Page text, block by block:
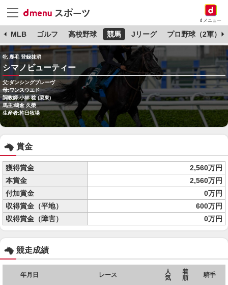
dメニュー
MLB ゴルフ 高校野球 競馬 Jリーグ プロ野球（2軍）
牝 鹿毛 登録抹消
シマノビューティー
父:ダンシングブレーヴ
母:ワンスウエド
調教師:小林 稔 (栗東)
馬主:嶋倉 久榮
生産者:杵臼牧場
賞金
獲得賞金
2,560万円
本賞金
2,560万円
付加賞金
0万円
収得賞金（平地）
600万円
収得賞金（障害）
0万円
競走成績
年月日 レース
人
気
着
順
騎手